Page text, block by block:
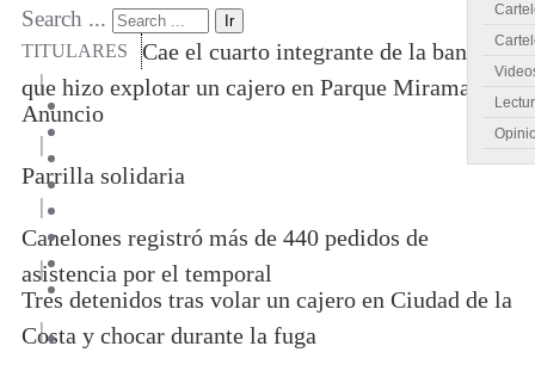
Search ... Ir
TITULARES
Cae el cuarto integrante de la banda
que hizo explotar un cajero en Parque Miramar
|
Anuncio
|
Parrilla solidaria
|
Canelones registró más de 440 pedidos de
asistencia por el temporal
|
Tres detenidos tras volar un cajero en Ciudad de la
Costa y chocar durante la fuga
|